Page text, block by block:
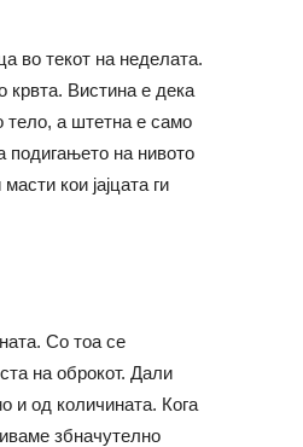
во текот на неделата.
крвта. Вистина е дека
тело, а штетна е само
подигањето на нивото
кои јајцата ги
Со тоа се
на оброкот. Дали
и од количината. Кога
збначутелно